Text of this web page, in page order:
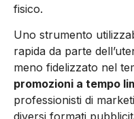
fisico.
Uno strumento
rapida da parte
meno fidelizzato nel
promozioni a tempo
professionisti di